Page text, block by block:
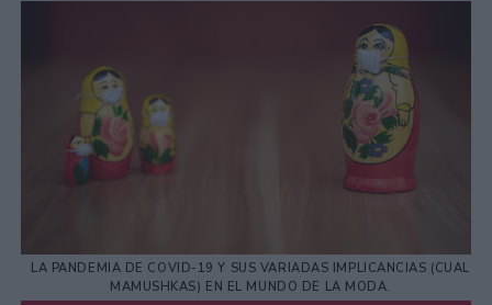
LA PANDEMIA DE COVID-19 Y SUS VARIADAS IMPLICANCIAS (CUAL
MAMUSHKAS) EN EL MUNDO DE LA MODA.